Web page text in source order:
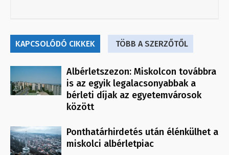
KAPCSOLÓDÓ CIKKEK TÖBB A SZERZŐTŐL
Albérletszezon: Miskolcon továbbra
is az egyik legalacsonyabbak a
bérleti díjak az egyetemvárosok
között
Ponthatárhirdetés után élénkülhet a
miskolci albérletpiac